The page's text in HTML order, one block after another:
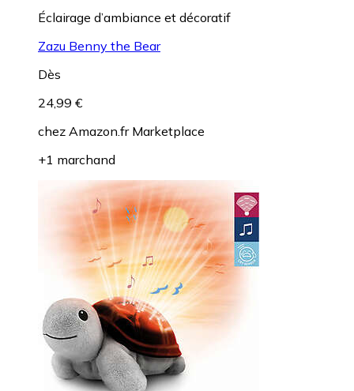
Éclairage d’ambiance et décoratif
Zazu Benny the Bear
Dès
24,99 €
chez Amazon.fr Marketplace
+1 marchand